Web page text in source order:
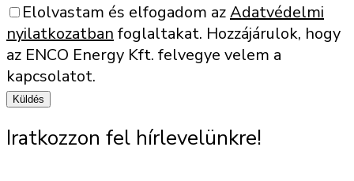
Elolvastam és elfogadom azAdatvédelmi
nyilatkozatban foglaltakat. Hozzájárulok, hogy
az ENCO Energy Kft. felvegye velem a
kapcsolatot.
Iratkozzon fel hírlevelünkre!